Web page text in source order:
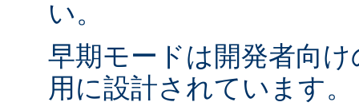
い。
早期モードは開発者向
用に設計されています